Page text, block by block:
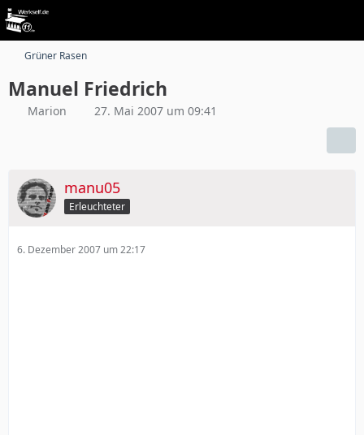
Grüner Rasen
Manuel Friedrich
Marion 27. Mai 2007 um 09:41
manu05
Erleuchteter
6. Dezember 2007 um 22:17